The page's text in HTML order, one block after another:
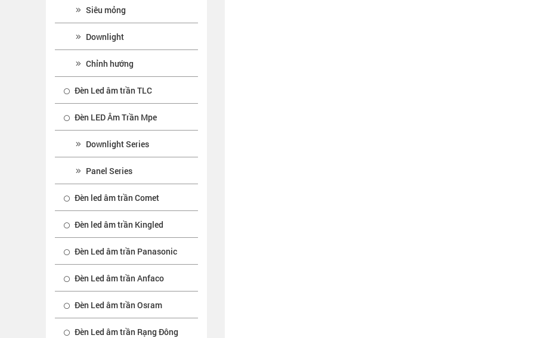
Siêu mỏng
Downlight
Chỉnh hướng
Đèn Led âm trần TLC
Đèn LED Âm Trần Mpe
Downlight Series
Panel Series
Đèn led âm trần Comet
Đèn led âm trần Kingled
Đèn Led âm trần Panasonic
Đèn Led âm trần Anfaco
Đèn Led âm trần Osram
Đèn Led âm trần Rạng Đông